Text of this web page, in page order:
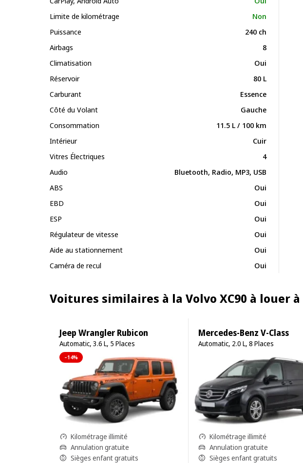
Limite de kilométrage
Non
Puissance
240 ch
Airbags
8
Climatisation
Oui
Réservoir
80 L
Carburant
Essence
Côté du Volant
Gauche
Consommation
11.5 L / 100 km
Intérieur
Cuir
Vitres Électriques
4
Audio
Bluetooth, Radio, MP3, USB
ABS
Oui
EBD
Oui
ESP
Oui
Régulateur de vitesse
Oui
Aide au stationnement
Oui
Caméra de recul
Oui
Voitures similaires à la Volvo XC90 à louer
Jeep Wrangler Rubicon
Automatic, 3.6 L, 5 Places
–14%
Kilométrage illimité
Annulation gratuite
Sièges enfant gratuits
Mercedes-Benz V-Class
Automatic, 2.0 L, 8 Places
Kilométrage illimité
Annulation gratuite
Sièges enfant gratuits